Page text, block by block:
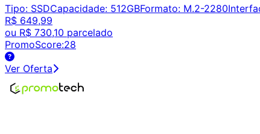
Tipo: SSDCapacidade: 512GBFormato: M.2-2280
R$ 649,99
ou R$ 730,10 parcelado
PromoScore:28
Ver Oferta